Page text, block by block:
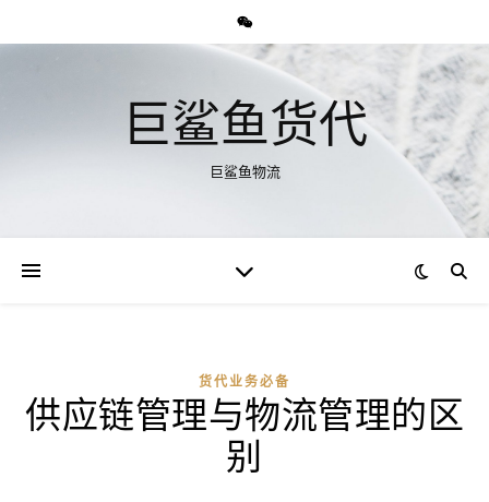
巨鲨鱼货代
巨鲨鱼物流
货代业务必备
供应链管理与物流管理的区
别